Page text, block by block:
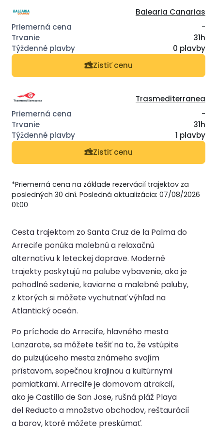
Balearia Canarias
-
31h
0 plavby
Zistiť cenu
Trasmediterranea
-
31h
1 plavby
Zistiť cenu
*Priemerná cena na základe rezervácií trajektov za
posledných 30 dní. Posledná aktualizácia: 07/08/2026
01:00
Cesta trajektom zo Santa Cruz de la Palma do
Arrecife ponúka malebnú a relaxačnú
alternatívu k leteckej doprave. Moderné
trajekty poskytujú na palube vybavenie, ako je
pohodlné sedenie, kaviarne a malebné paluby,
z ktorých si môžete vychutnať výhľad na
Atlantický oceán.
Po príchode do Arrecife, hlavného mesta
Lanzarote, sa môžete tešiť na to, že vstúpite
do pulzujúceho mesta známeho svojím
prístavom, sopečnou krajinou a kultúrnymi
pamiatkami. Arrecife je domovom atrakcií,
ako je Castillo de San Jose, rušná pláž Playa
del Reducto a množstvo obchodov, reštaurácií
a barov, ktoré môžete preskúmať.